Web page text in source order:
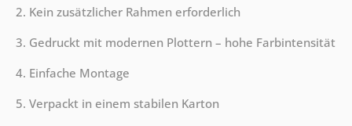
2. Kein zusätzlicher Rahmen erforderlich
3. Gedruckt mit modernen Plottern – hohe Farbintensität
4. Einfache Montage
5. Verpackt in einem stabilen Karton